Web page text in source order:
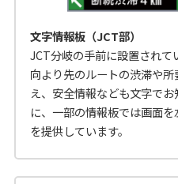
文字情報板（JCT部）
JCT分岐の手前に設置され
向より先のルートの渋滞や
え、安全情報なども文字で
に、一部の情報板では画面
を提供しています。